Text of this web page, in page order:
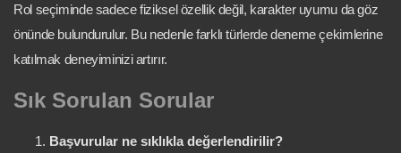
Rol seçiminde sadece fiziksel özellik değil, karakter uyumu da göz
önünde bulundurulur. Bu nedenle farklı türlerde deneme çekimlerine
katılmak deneyiminizi artırır.
Sık Sorulan Sorular
Başvurular ne sıklıkla değerlendirilir?